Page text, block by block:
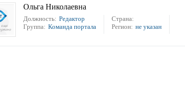
Ольга Николаевна
Должность: Редактор
Группа: Команда портала
Страна:
Регион: не указан